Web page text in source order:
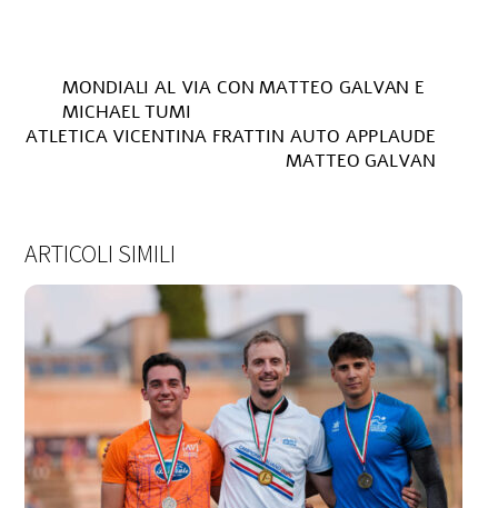
MONDIALI AL VIA CON MATTEO GALVAN E
MICHAEL TUMI
ATLETICA VICENTINA FRATTIN AUTO APPLAUDE
MATTEO GALVAN
ARTICOLI SIMILI